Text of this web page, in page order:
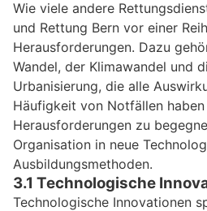
Wie viele andere
und Rettung Bern vor einer
Herausforderungen. Dazu
Wandel, der Klimawandel und
Urbanisierung, die alle
Häufigkeit von Notfällen
Herausforderungen zu
Organisation in neue
Ausbildungsmethoden.
3.1 Technologische
Technologische Innovationen